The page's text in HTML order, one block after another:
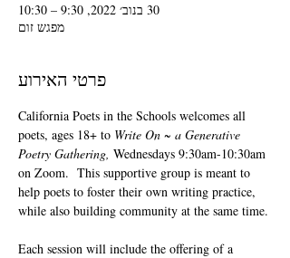
30 בנוב׳ 2022, 9:30 – 10:30
מפגש זום
פרטי האירוע
California Poets in the Schools welcomes all
poets, ages 18+ to Write On ~ a Generative
Poetry Gathering, Wednesdays 9:30am-10:30am
on Zoom.  This supportive group is meant to
help poets to foster their own writing practice,
while also building community at the same time.
Each session will include the offering of a